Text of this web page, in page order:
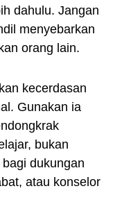
dahulu. Jangan
menyebarkan
orang lain.
kecerdasan
Gunakan ia
bukan
dukungan
atau konselor